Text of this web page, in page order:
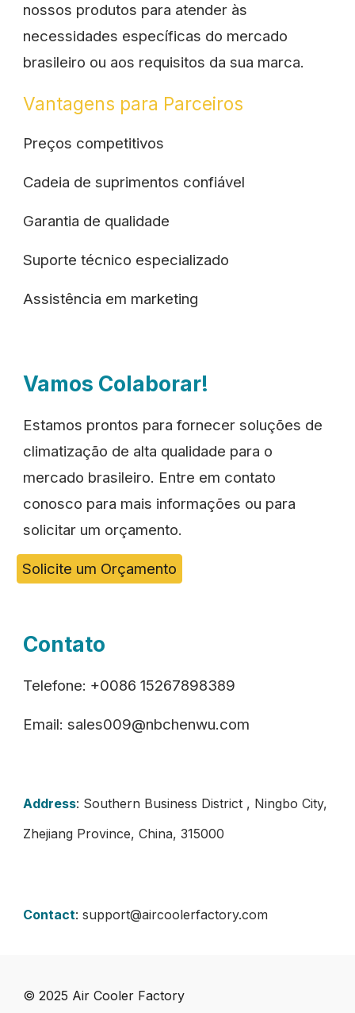
nossos produtos para atender às
necessidades específicas do mercado
brasileiro ou aos requisitos da sua marca.
Vantagens para Parceiros
Preços competitivos
Cadeia de suprimentos confiável
Garantia de qualidade
Suporte técnico especializado
Assistência em marketing
Vamos Colaborar!
Estamos prontos para fornecer soluções de
climatização de alta qualidade para o
mercado brasileiro. Entre em contato
conosco para mais informações ou para
solicitar um orçamento.
Solicite um Orçamento
Contato
Telefone: +0086 15267898389
Email: sales009@nbchenwu.com
Address: Southern Business District , Ningbo City,
Zhejiang Province, China, 315000
Contact:support@aircoolerfactory.com
© 2025 Air Cooler Factory